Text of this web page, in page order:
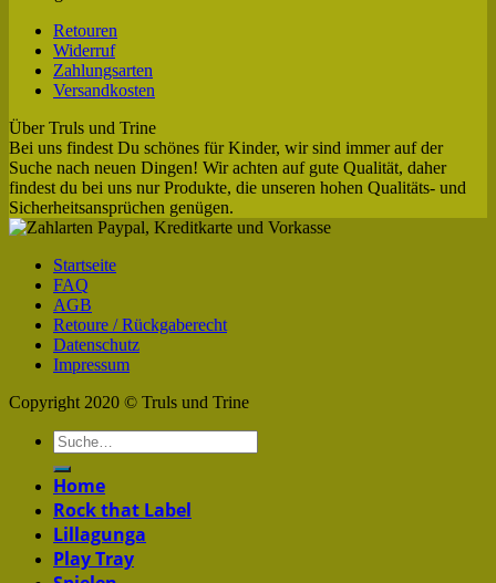
Retouren
Widerruf
Zahlungsarten
Versandkosten
Über Truls und Trine
Bei uns findest Du schönes für Kinder, wir sind immer auf der
Suche nach neuen Dingen! Wir achten auf gute Qualität, daher
findest du bei uns nur Produkte, die unseren hohen Qualitäts- und
Sicherheitsansprüchen genügen.
Startseite
FAQ
AGB
Retoure / Rückgaberecht
Datenschutz
Impressum
Copyright 2020 © Truls und Trine
Home
Rock that Label
Lillagunga
Play Tray